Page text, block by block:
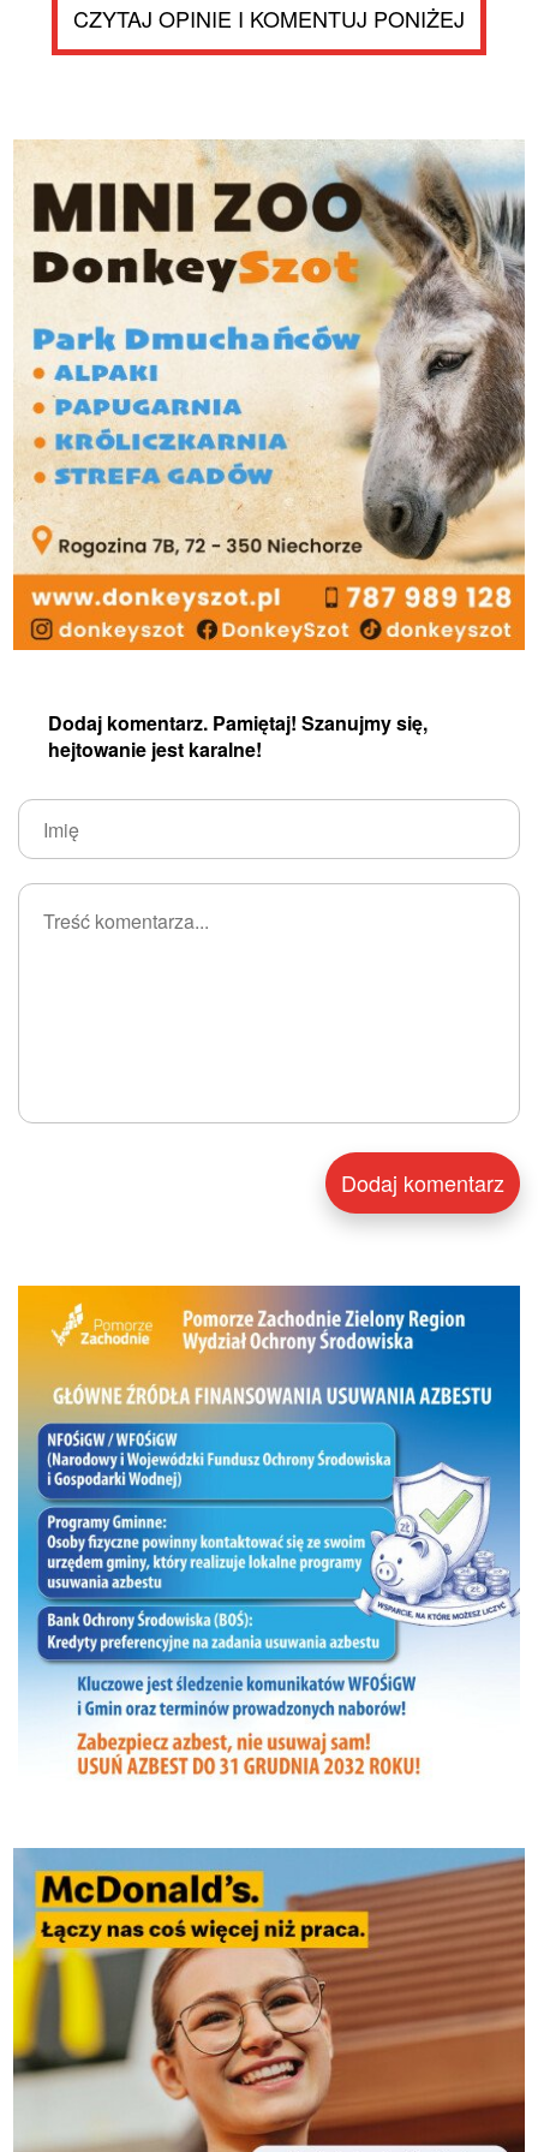
CZYTAJ OPINIE I KOMENTUJ PONIŻEJ
Dodaj komentarz. Pamiętaj! Szanujmy się,
hejtowanie jest karalne!